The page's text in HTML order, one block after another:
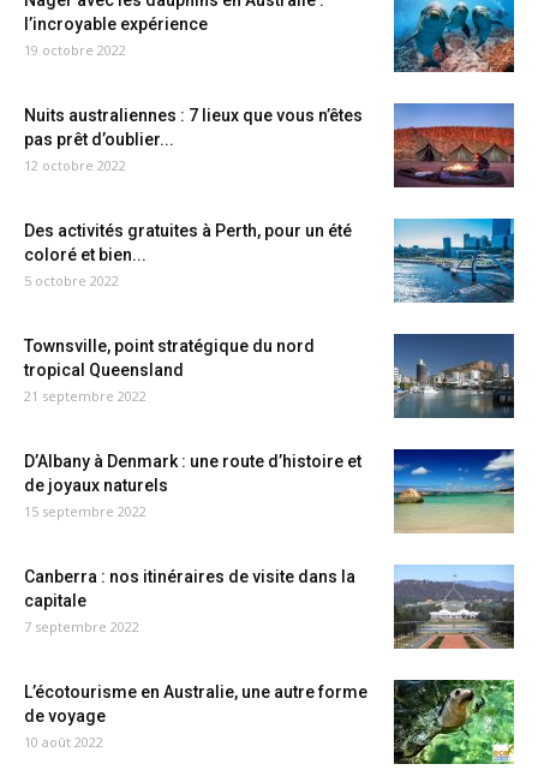
l’incroyable expérience
19 octobre 2022
Nuits australiennes : 7 lieux que vous n’êtes
pas prêt d’oublier...
12 octobre 2022
Des activités gratuites à Perth, pour un été
coloré et bien...
5 octobre 2022
Townsville, point stratégique du nord
tropical Queensland
21 septembre 2022
D’Albany à Denmark : une route d’histoire et
de joyaux naturels
15 septembre 2022
Canberra : nos itinéraires de visite dans la
capitale
7 septembre 2022
L’écotourisme en Australie, une autre forme
de voyage
10 août 2022